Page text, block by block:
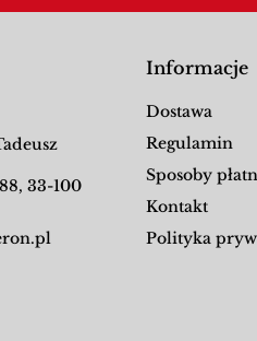
33-100
Informacje
Dostawa
Regulamin
Sposoby
Kontakt
Polityka